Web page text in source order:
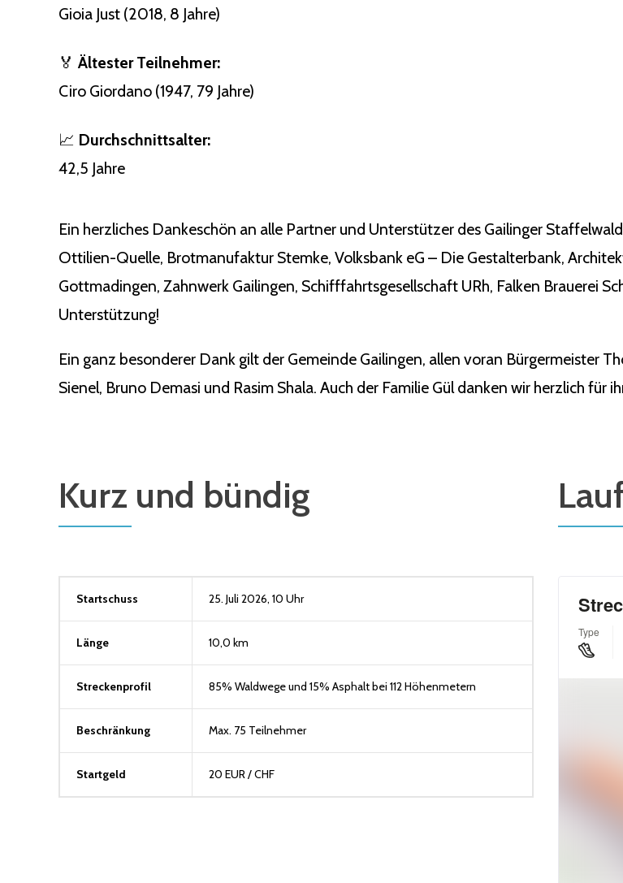
Gioia Just (2018, 8 Jahre)
🏅 Ältester Teilnehmer:
Ciro Giordano (1947, 79 Jahre)
📈 Durchschnittsalter:
42,5 Jahre
Ein herzliches Dankeschön an alle Partner und Unterstützer des Gailinger
Ottilien-Quelle, Brotmanufaktur Stemke, Volksbank eG – Die Gestalterbank,
Gottmadingen, Zahnwerk Gailingen, Schifffahrtsgesellschaft URh, Falken Brauerei
Unterstützung!
Ein ganz besonderer Dank gilt der Gemeinde Gailingen, allen voran Bürgermeister
Sienel, Bruno Demasi und Rasim Shala. Auch der Familie Gül danken wir herzlich für
Kurz und bündig
Startschuss 25. Juli 2026, 10 Uhr
Länge 10,0 km
Streckenprofil 85% Waldwege und 15% Asphalt bei 112 Höhenmetern
Beschränkung Max. 75 Teilnehmer
Startgeld 20 EUR / CHF